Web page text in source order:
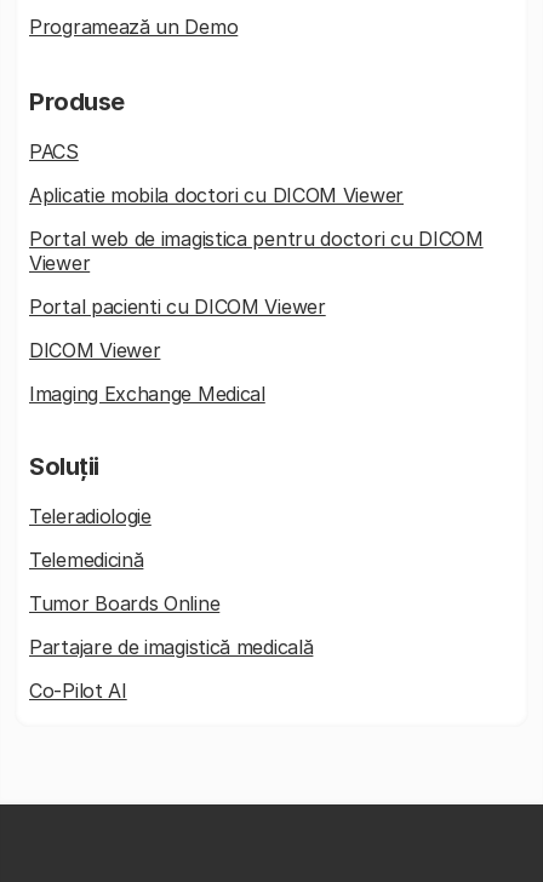
Programează un Demo
Produse
PACS
Aplicatie mobila doctori cu DICOM Viewer
Portal web de imagistica pentru doctori cu DICOM
Viewer
Portal pacienti cu DICOM Viewer
DICOM Viewer
Imaging Exchange Medical
Soluții
Teleradiologie
Telemedicină
Tumor Boards Online
Partajare de imagistică medicală
Co-Pilot AI